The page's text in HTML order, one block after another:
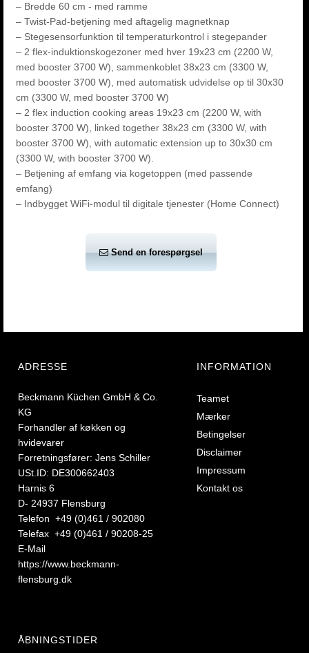
– Bredde 60 cm - med ramme
– Twist-Pad-betjening med aftagelig magnetknap
– Stegesensorfunktion til temperaturkontrol i stegepander
– 2 flex-induktionskogezoner med hver 19x23 cm (2200 W,
med booster 3700 W), sammenkoblet 38x23 cm (3300 W,
med booster 3700 W), med automatisk udvidelse op til 30x30
cm (3300 W, med booster 3700 W)
– 2 flex induction cooking areas 19x23 cm (2200 W, with
booster 3700 W), linked together 38x23 cm (3300 W, with
booster 3700 W), with automatic extension up to 30x30 cm
(3300 W, with booster 3700 W).
– Betjening af emfang via kogetoppen (med passende
emfang)
– Indbygget WiFi-modul til digitale tjenester (Home Connect)
Send en forespørgsel
ADRESSE
Beckmann Küchen GmbH & Co.
KG
Forhandler af køkken og
hvidevarer
Forretningsfører: Jens Schiller
USt.ID: DE300662403
Harnis 6
D- 24937 Flensburg
Telefon +49 (0)461 / 902080
Telefax +49 (0)461 / 90208-25
E-Mail
https://www.beckmann-
flensburg.dk
ÅBNINGSTIDER
INFORMATION
Teamet
Mærker
Betingelser
Disclaimer
Impressum
Kontakt os